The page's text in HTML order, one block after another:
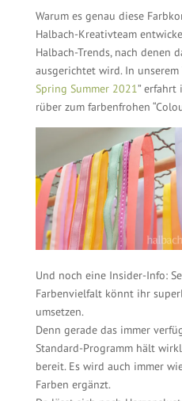
Warum es genau diese
Halbach-Kreativteam
Halbach-Trends, nach denen
ausgerichtet wird. In unserem
Spring Summer 2021” erfahrt
rüber zum farbenfrohen
Und noch eine Insider-Info:
Farbenvielfalt könnt ihr
umsetzen.
Denn gerade das immer
Standard-Programm hält
bereit. Es wird auch immer
Farben ergänzt.